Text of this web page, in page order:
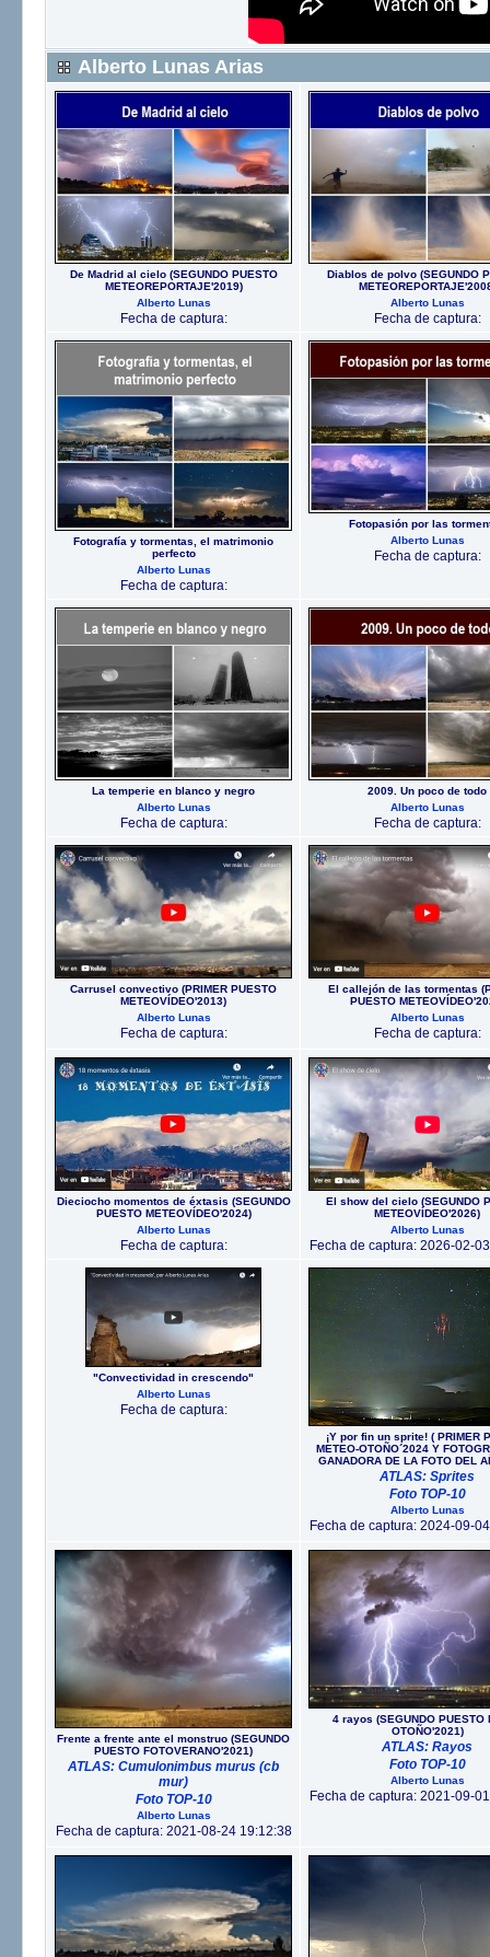
Alberto Lunas Arias
De Madrid al cielo (SEGUNDO PUESTO
METEOREPORTAJE'2019)
Alberto Lunas
Fecha de captura:
Diablos de polvo (SEGUNDO
Alberto Lunas
Fecha de captura:
Fotografía y tormentas, el matrimonio
perfecto
Alberto Lunas
Fecha de captura:
Fotopasión por las
Alberto Lunas
Fecha de captura:
La temperie en blanco y negro
Alberto Lunas
Fecha de captura:
2009. Un poco de todo
Alberto Lunas
Fecha de captura:
Carrusel convectivo (PRIMER PUESTO
METEOVÍDEO'2013)
Alberto Lunas
Fecha de captura:
El callejón de las tormentas
PUESTO
Alberto Lunas
Fecha de captura:
Dieciocho momentos de éxtasis (SEGUNDO
PUESTO METEOVÍDEO'2024)
Alberto Lunas
Fecha de captura:
El show del cielo (SEGUNDO
METEOVÍDEO'2026)
Alberto Lunas
Fecha de captura: 2026-02-
"Convectividad in crescendo"
Alberto Lunas
Fecha de captura:
¡Y por fin un sprite! ( PRIMER
METEO-OTOÑO´2024 Y
GANADORA DE LA FOTO DEL
ATLAS: Sprites
Foto TOP-10
Alberto Lunas
Fecha de captura: 2024-09-
Frente a frente ante el monstruo (SEGUNDO
PUESTO FOTOVERANO'2021)
ATLAS: Cumulonimbus murus (cb
mur)
Foto TOP-10
Alberto Lunas
Fecha de captura: 2021-08-24 19:12:38
4 rayos (SEGUNDO PUESTO
OTOÑO'2021)
ATLAS: Rayos
Foto TOP-10
Alberto Lunas
Fecha de captura: 2021-09-